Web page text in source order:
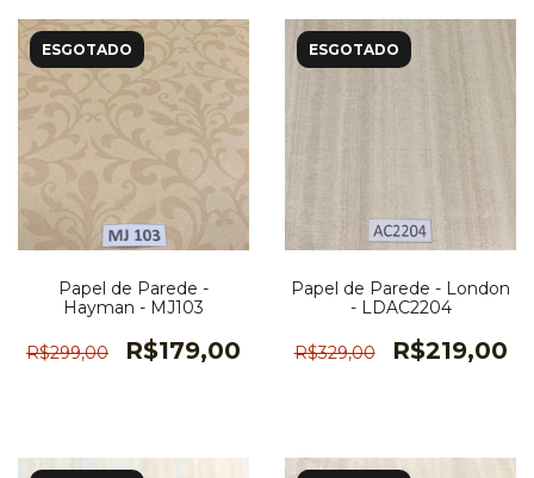
ESGOTADO
Papel de Parede -
Hayman - MJ103
R$299,00 R$179,00
ESGOTADO
Papel de Parede - London
- LDAC2204
R$329,00 R$219,00